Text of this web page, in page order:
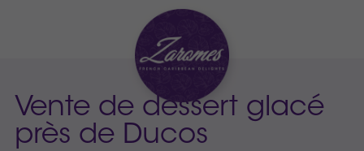
Vente de dessert glacé
près de Ducos